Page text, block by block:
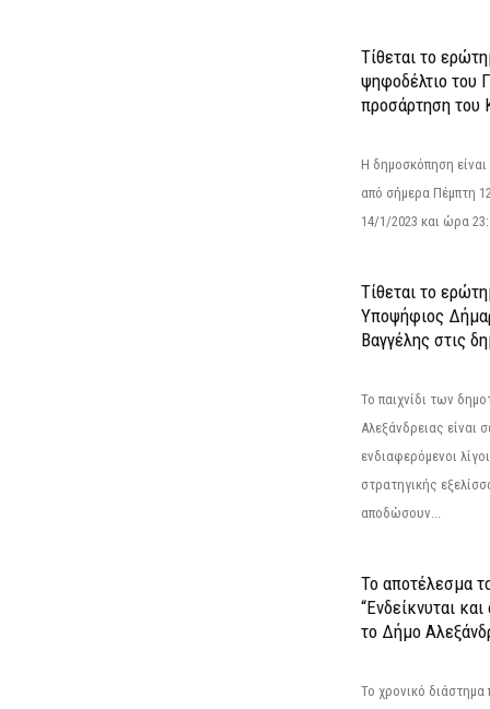
Τίθεται το
ψηφοδέλτιο του
προσάρτηση του
Η δημοσκόπηση
από σήμερα Πέμπτη
14/1/2023 και ώρα
Τίθεται το
Υποψήφιος
Βαγγέλης στις
Το παιχνίδι των
Αλεξάνδρειας είναι
ενδιαφερόμενοι
στρατηγικής
αποδώσουν...
Το αποτέλεσμα
“Ενδείκνυται
το Δήμο
Το χρονικό διάστημα